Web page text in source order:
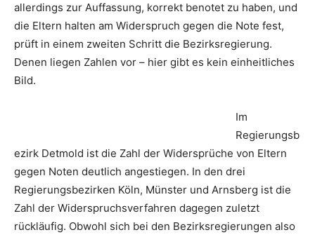
allerdings zur Auffassung, korrekt benotet zu haben, und
die Eltern halten am Widerspruch gegen die Note fest,
prüft in einem zweiten Schritt die Bezirksregierung.
Denen liegen Zahlen vor – hier gibt es kein einheitliches
Bild.
Im
Regierungsb
ezirk Detmold ist die Zahl der Widersprüche von Eltern
gegen Noten deutlich angestiegen. In den drei
Regierungsbezirken Köln, Münster und Arnsberg ist die
Zahl der Widerspruchsverfahren dagegen zuletzt
rückläufig. Obwohl sich bei den Bezirksregierungen also